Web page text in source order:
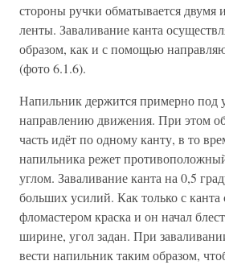
стороны ручки обматывается двумя
ленты. Заваливание канта
образом, как и с помощью
(фото 6.1.6).
Напильник держится примерно под
направлению движения. При этом
часть идёт по одному канту, в то
напильника режет
углом. Заваливание канта на 0,5
больших усилий. Как только с канта
фломастером краска и он начал
ширине, угол задан. При
вести напильник таким образом,